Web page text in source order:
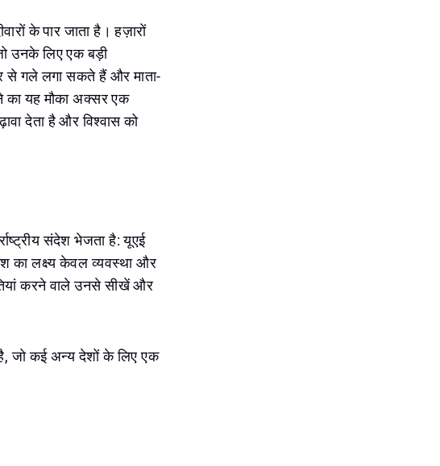
के पार जाता है। हज़ारों
उनके लिए एक बड़ी
से गले लगा सकते हैं और माता-
का यह मौका अक्सर एक
देता है और विश्वास को
संदेश भेजता है: यूएई
का लक्ष्य केवल व्यवस्था और
करने वाले उनसे सीखें और
है, जो कई अन्य देशों के लिए एक